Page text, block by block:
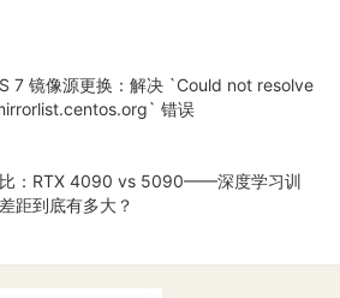
7 镜像源更换：解决 `Could not resolve
错误
：RTX 4090 vs 5090——深度学习训
距到底有多大？